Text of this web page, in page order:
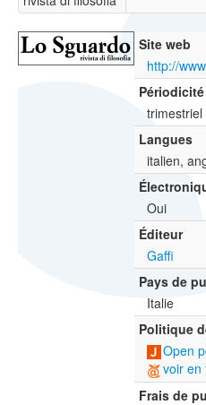
Site web
http://
Périodicité
trimestriel
Langues
italien,
Oui
Éditeur
Gaffi
Pays de
Italie
Politique
Open
voir en
Frais de